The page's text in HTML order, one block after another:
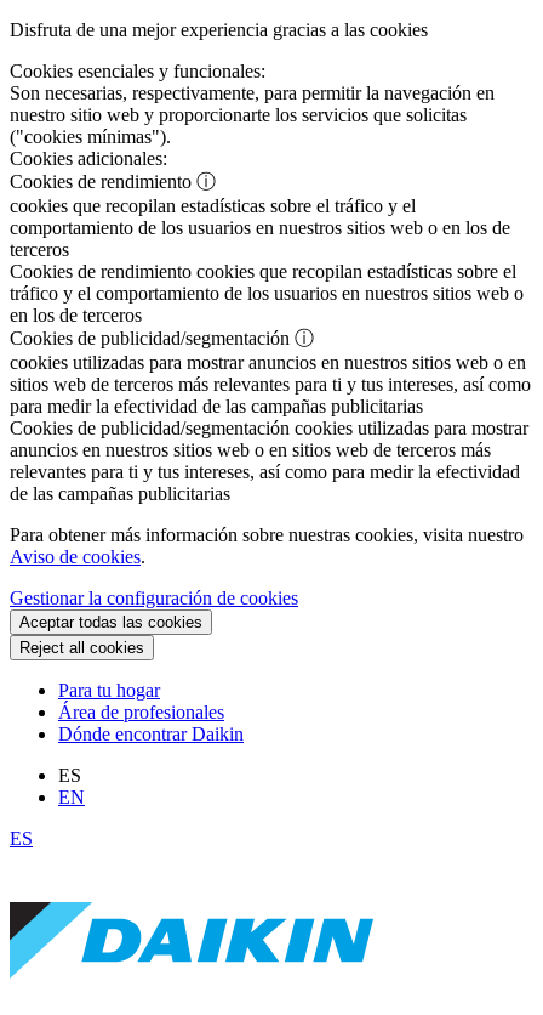
Disfruta de una mejor experiencia gracias a las cookies
Cookies esenciales y funcionales:
Son necesarias, respectivamente, para permitir la navegación en
nuestro sitio web y proporcionarte los servicios que solicitas
("cookies mínimas").
Cookies adicionales:
Cookies de rendimiento ⓘ
cookies que recopilan estadísticas sobre el tráfico y el
comportamiento de los usuarios en nuestros sitios web o en los de
terceros
Cookies de rendimiento cookies que recopilan estadísticas sobre el
tráfico y el comportamiento de los usuarios en nuestros sitios web o
en los de terceros
Cookies de publicidad/segmentación ⓘ
cookies utilizadas para mostrar anuncios en nuestros sitios web o en
sitios web de terceros más relevantes para ti y tus intereses, así como
para medir la efectividad de las campañas publicitarias
Cookies de publicidad/segmentación cookies utilizadas para mostrar
anuncios en nuestros sitios web o en sitios web de terceros más
relevantes para ti y tus intereses, así como para medir la efectividad
de las campañas publicitarias
Para obtener más información sobre nuestras cookies, visita nuestro
Aviso de cookies.
Gestionar la configuración de cookies
Aceptar todas las cookies
Reject all cookies
Para tu hogar
Área de profesionales
Dónde encontrar Daikin
ES
EN
ES